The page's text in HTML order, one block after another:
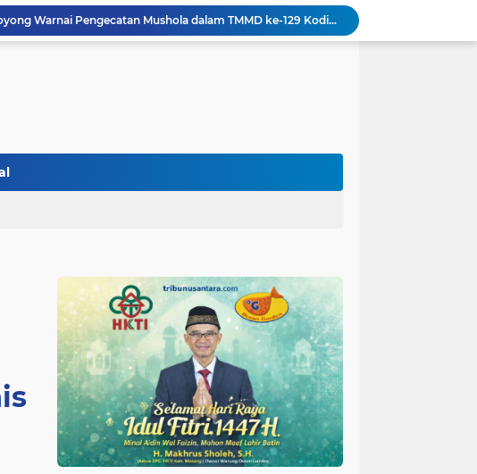
Gotong Royong Warnai Pengecatan Mushola dalam TMMD ke-129 Kodim 1002/HST
Warga Lembenah Antusias Bantu Satgas TMMD, Pembuatan Box Gorong-gorong Dikerjakan Bersama
Sasaran RTLH Ke 5 Sudah Mulai Dieksekusi Oleh Satgas TMMD 129 Kodim 0904/Paser
Pengisi Waktu Luang Personel TMMD 129 Pada Sore Hari